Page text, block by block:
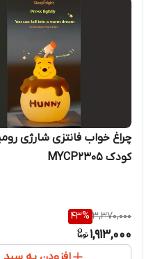
چراغ خواب فانتزی شارژی
کودک MYCP2305
3,370,000
43%
1,913,000